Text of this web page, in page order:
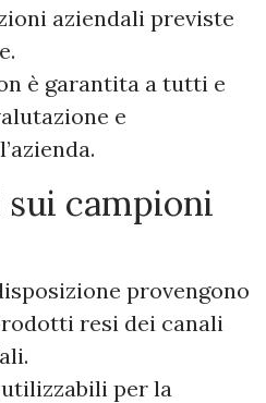
aziendali previste
è garantita a tutti e
e
campioni
provengono
resi dei canali
per la